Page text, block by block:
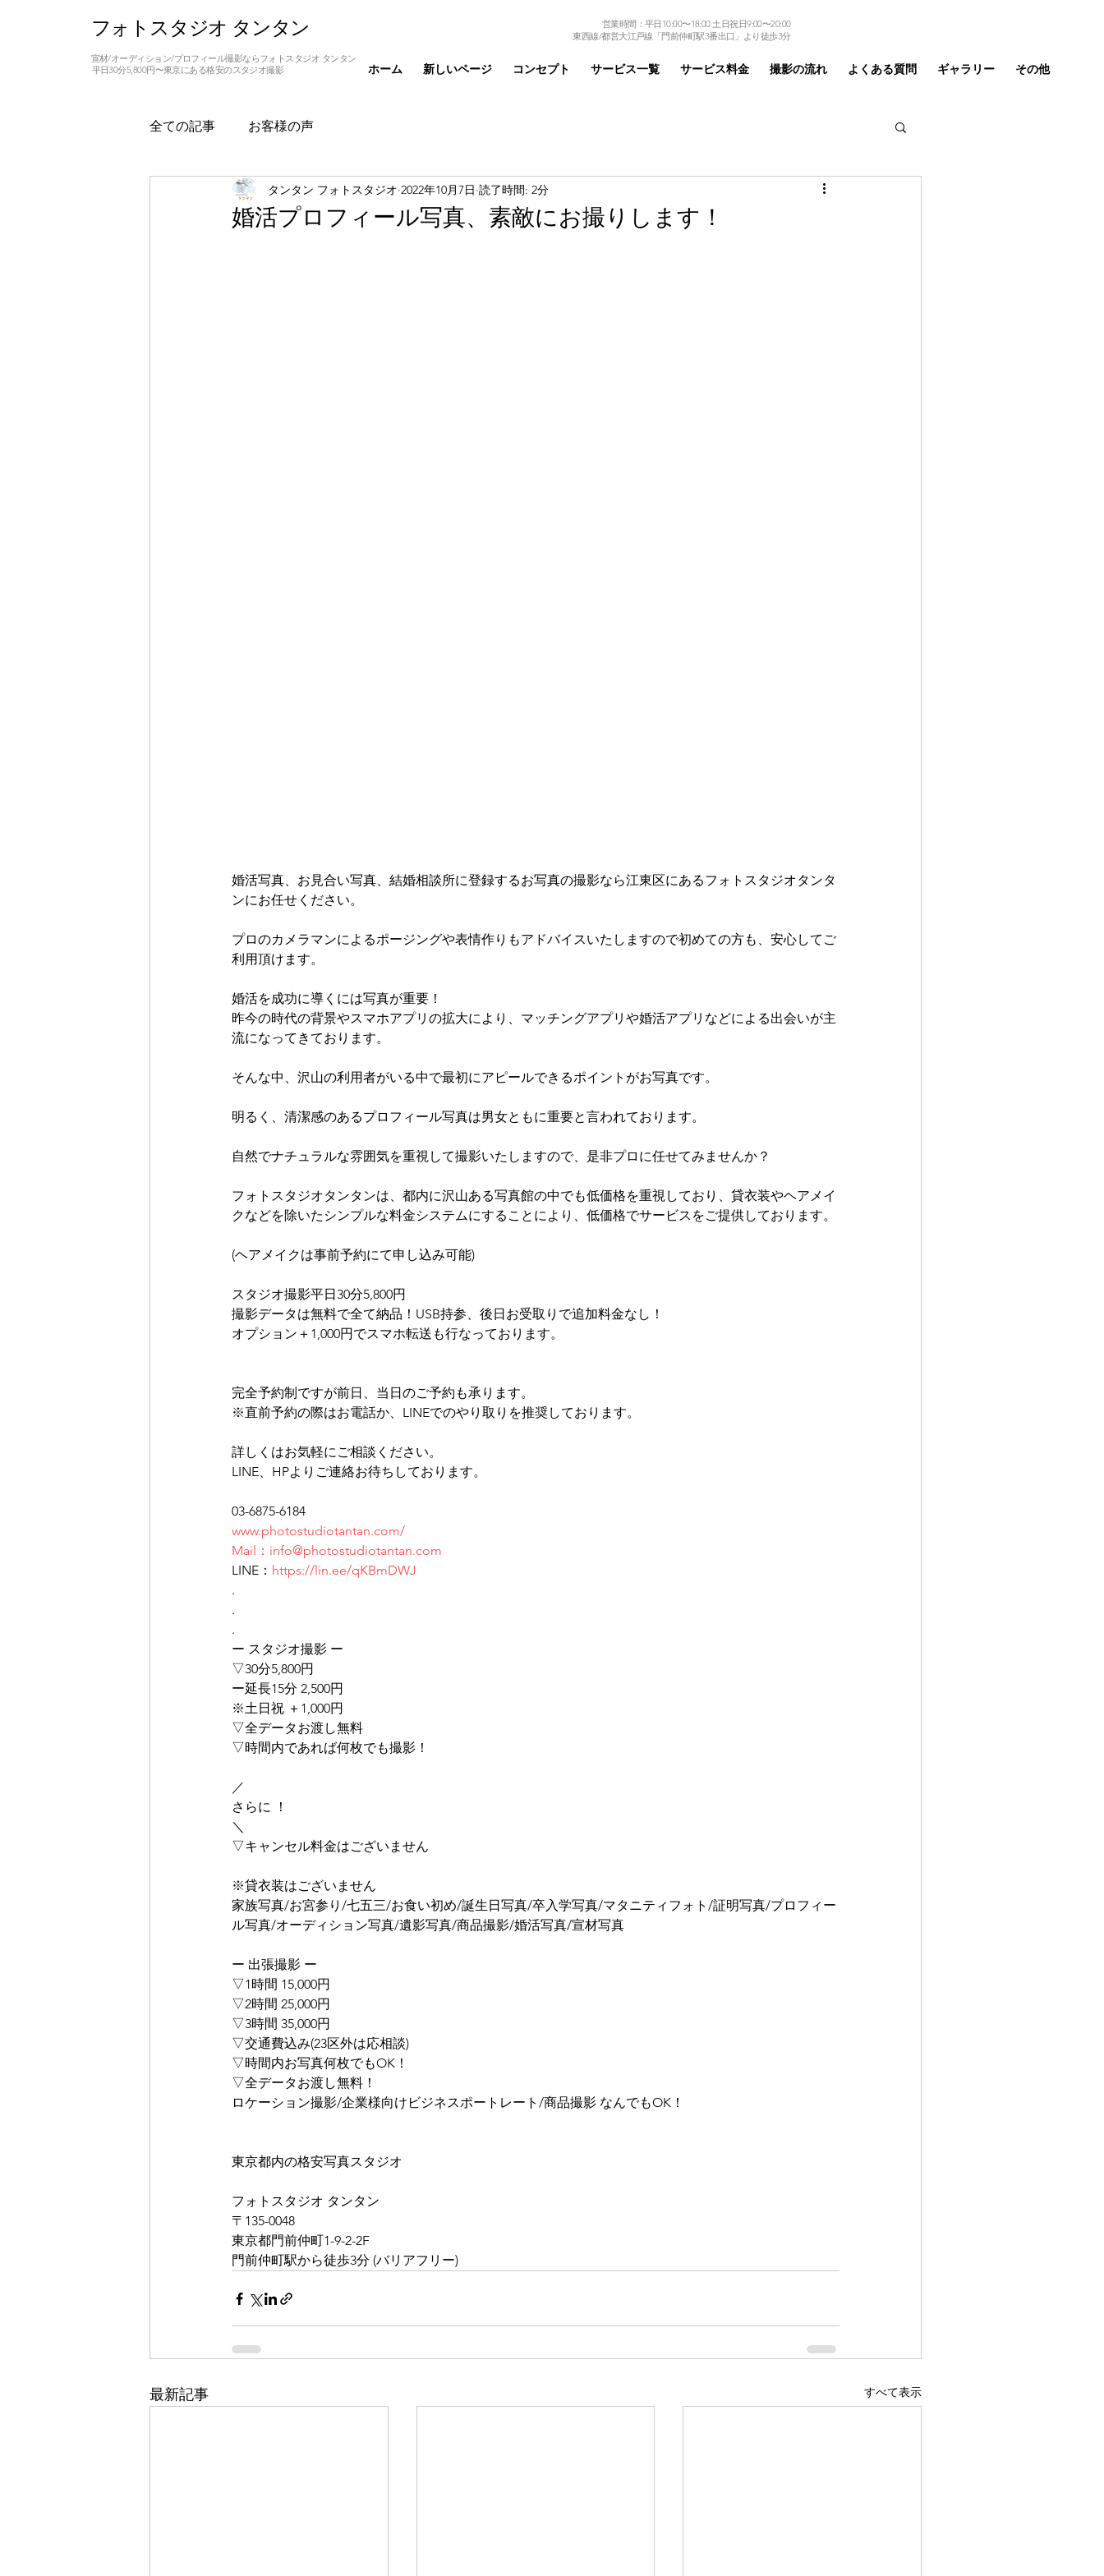
フォトスタジオ タンタン
宣材/オーディション/プロフィール撮影ならフォトスタジオ タンタン
平日30分5,800円〜東京にある格安のスタジオ撮影
営業時間：平日10:00〜18:00 土日祝日9:00〜20:00
東西線/都営大江戸線「門前仲町駅3番出口」より徒歩3分
ホーム 新しいページ コンセプト サービス一覧 サービス料金 撮影の流れ よくある質問 ギャラリー その他
全ての記事 お客様の声
婚活プロフィール写真、素敵にお撮りします！
タンタン フォトスタジオ 2022年10月7日 読了時間: 2分
婚活写真、お見合い写真、結婚相談所に登録するお写真の撮影なら江東区にあるフォトスタジオタンタ
ンにお任せください。
プロのカメラマンによるポージングや表情作りもアドバイスいたしますので初めての方も、安心してご
利用頂けます。
婚活を成功に導くには写真が重要！
昨今の時代の背景やスマホアプリの拡大により、マッチングアプリや婚活アプリなどによる出会いが主
流になってきております。
そんな中、沢山の利用者がいる中で最初にアピールできるポイントがお写真です。
明るく、清潔感のあるプロフィール写真は男女ともに重要と言われております。
自然でナチュラルな雰囲気を重視して撮影いたしますので、是非プロに任せてみませんか？
フォトスタジオタンタンは、都内に沢山ある写真館の中でも低価格を重視しており、貸衣装やヘアメイ
クなどを除いたシンプルな料金システムにすることにより、低価格でサービスをご提供しております。
(ヘアメイクは事前予約にて申し込み可能)
スタジオ撮影平日30分5,800円
撮影データは無料で全て納品！USB持参、後日お受取りで追加料金なし！
オプション＋1,000円でスマホ転送も行なっております。
完全予約制ですが前日、当日のご予約も承ります。
※直前予約の際はお電話か、LINEでのやり取りを推奨しております。
詳しくはお気軽にご相談ください。
LINE、HPよりご連絡お待ちしております。
03-6875-6184
www.photostudiotantan.com/
Mail：info@photostudiotantan.com
LINE： https://lin.ee/qKBmDWJ
.
.
.
ー スタジオ撮影 ー
▽30分5,800円
ー延長15分 2,500円
※土日祝 ＋1,000円
▽全データお渡し無料
▽時間内であれば何枚でも撮影！
／
さらに ！
＼
▽キャンセル料金はございません
※貸衣装はございません
家族写真/お宮参り/七五三/お食い初め/誕生日写真/卒入学写真/マタニティフォト/証明写真/プロフィー
ル写真/オーディション写真/遺影写真/商品撮影/婚活写真/宣材写真
ー 出張撮影 ー
▽1時間 15,000円
▽2時間 25,000円
▽3時間 35,000円
▽交通費込み(23区外は応相談)
▽時間内お写真何枚でもOK！
▽全データお渡し無料！
ロケーション撮影/企業様向けビジネスポートレート/商品撮影 なんでもOK！
東京都内の格安写真スタジオ
フォトスタジオ タンタン
〒135-0048
東京都門前仲町1-9-2-2F
門前仲町駅から徒歩3分 (バリアフリー)
最新記事 すべて表示